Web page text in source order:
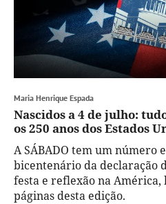
Maria Henrique Espada
Nascidos a 4 de julho:
os 250 anos dos Estados
A SÁBADO tem um número
bicentenário da declaração
festa e reflexão na
páginas desta edição.